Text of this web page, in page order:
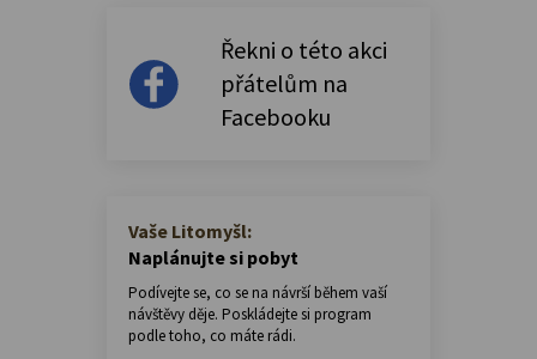
Řekni o této akci
přátelům na
Facebooku
Vaše Litomyšl:
Naplánujte si pobyt
Podívejte se, co se na návrší během vaší
návštěvy děje. Poskládejte si program
podle toho, co máte rádi.